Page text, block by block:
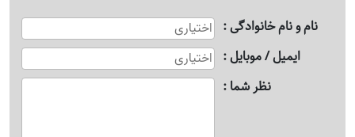
نام و نام خانوادگی
ایمیل / موبایل
نظر شما